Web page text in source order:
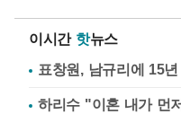
이시간 핫뉴스
표창원, 남규리에 15
하리수 "이혼 내가 먼